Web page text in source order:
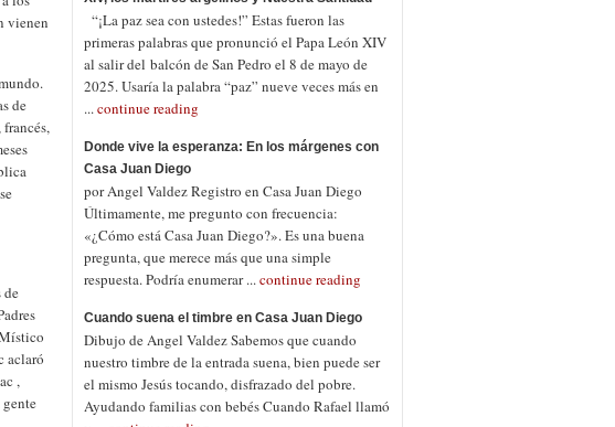
vienen
de
de
aclaró
,
“¡La paz sea con ustedes!” Estas fueron las
primeras palabras que pronunció el Papa León XIV
al salir del balcón de San Pedro el 8 de mayo de
2025. Usaría la palabra “paz” nueve veces más en
...continue reading
Donde vive la esperanza: En los márgenes con
Casa Juan Diego
por Angel Valdez Registro en Casa Juan Diego
Últimamente, me pregunto con frecuencia:
«¿Cómo está Casa Juan Diego?». Es una buena
pregunta, que merece más que una simple
respuesta. Podría enumerar ...continue reading
Cuando suena el timbre en Casa Juan Diego
Dibujo de Angel Valdez Sabemos que cuando
nuestro timbre de la entrada suena, bien puede ser
el mismo Jesús tocando, disfrazado del pobre.
Ayudando familias con bebés Cuando Rafael llamó